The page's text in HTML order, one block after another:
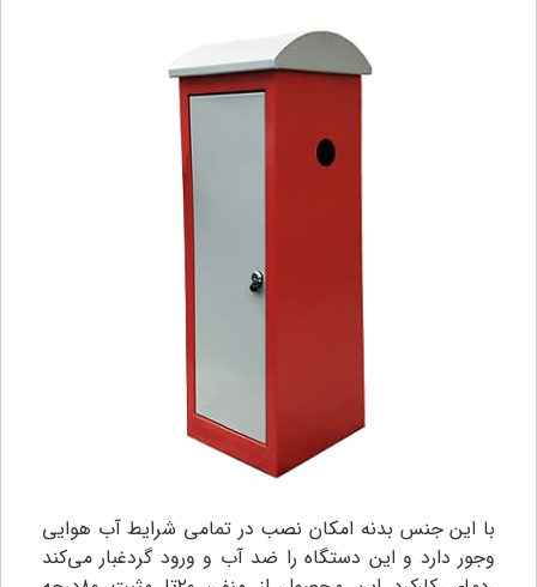
با این جنس بدنه امکان نصب در تمامی شرایط آب هوایی
وجور دارد و این دستگاه را ضد آب و ورود گردغبار می‌کند